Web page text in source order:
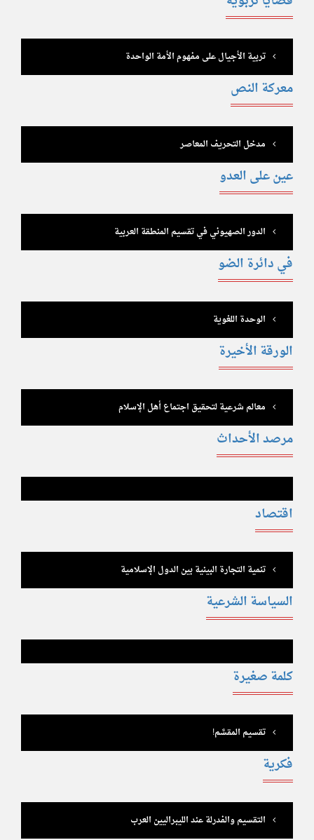
تربية الأجيال على مفهوم الأمة الواحدة
معركة النص
مدخل التحريف المعاصر
عين على العدو
الدور الصهيوني في تقسيم المنطقة العربية
في دائرة الضو
الوحدة اللغوية
الورقة الأخيرة
معالم شرعية لتحقيق اجتماع أهل الإسلام
مرصد الأحداث
اقتصاد
تنمية التجارة البينية بين الدول الإسلامية
السياسة الشرعية
كلمة صغيرة
تقسيم المقسَّم!
فكرية
التقسيم والفدرلة عند الليبراليين العرب